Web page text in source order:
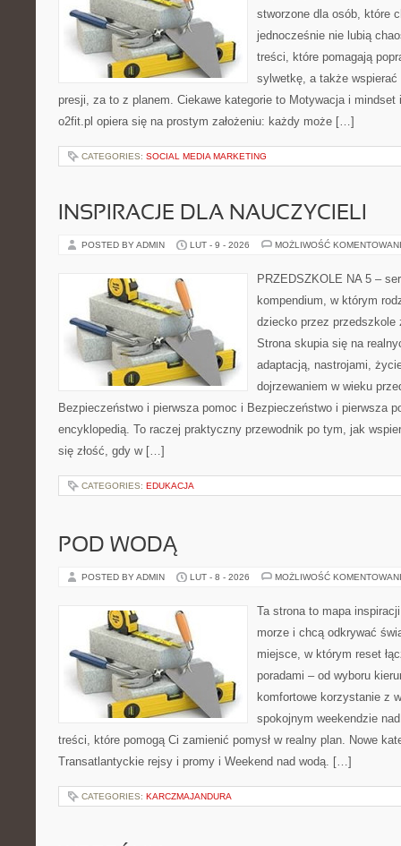
stworzone dla osób, które
jednocześnie nie lubią
treści, które pomagają
sylwetkę, a także
presji, za to z planem. Ciekawe kategorie to Motywacja i mindset
o2fit.pl opiera się na prostym założeniu: każdy może […]
CATEGORIES: SOCIAL MEDIA MARKETING
INSPIRACJE DLA NAUCZYCIELI
POSTED BY ADMIN LUT - 9 - 2026 MOŻLIWOŚĆ
PRZEDSZKOLE NA 5 –
kompendium, w którym
dziecko przez przedszkole
Strona skupia się na
adaptacją, nastrojami,
dojrzewaniem w wieku
Bezpieczeństwo i pierwsza pomoc i Bezpieczeństwo i pierwsza
encyklopedią. To raczej praktyczny przewodnik po tym, jak
się złość, gdy w […]
CATEGORIES: EDUKACJA
POD WODĄ
POSTED BY ADMIN LUT - 8 - 2026 MOŻLIWOŚĆ
Ta strona to mapa
morze i chcą odkrywać
miejsce, w którym reset
poradami – od wyboru
komfortowe korzystanie z
spokojnym weekendzie
treści, które pomogą Ci zamienić pomysł w realny plan. Nowe
Transatlantyckie rejsy i promy i Weekend nad wodą. […]
CATEGORIES: KARCZMAJANDURA